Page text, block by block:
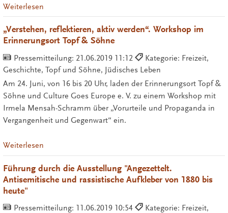
Weiterlesen
„Verstehen, reflektieren, aktiv werden“. Workshop im
Erinnerungsort Topf & Söhne
Pressemitteilung: 21.06.2019 11:12
Kategorie: Freizeit,
Geschichte, Topf und Söhne, Jüdisches Leben
Am 24. Juni, von 16 bis 20 Uhr, laden der Erinnerungsort Topf &
Söhne und Culture Goes Europe e. V. zu einem Workshop mit
Irmela Mensah-Schramm über „Vorurteile und Propaganda in
Vergangenheit und Gegenwart“ ein.
Weiterlesen
Führung durch die Ausstellung "Angezettelt.
Antisemitische und rassistische Aufkleber von 1880 bis
heute"
Pressemitteilung: 11.06.2019 10:54
Kategorie: Freizeit,